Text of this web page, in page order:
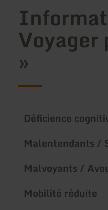
Voyager
»
Déficience
Malentendants /
Malvoyants /
Mobilité réduite